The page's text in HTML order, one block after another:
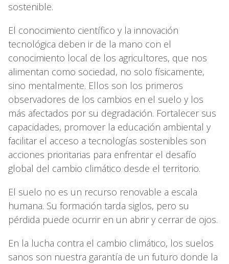
sostenible.
El conocimiento científico y la innovación
tecnológica deben ir de la mano con el
conocimiento local de los agricultores, que nos
alimentan como sociedad, no solo físicamente,
sino mentalmente. Ellos son los primeros
observadores de los cambios en el suelo y los
más afectados por su degradación. Fortalecer sus
capacidades, promover la educación ambiental y
facilitar el acceso a tecnologías sostenibles son
acciones prioritarias para enfrentar el desafío
global del cambio climático desde el territorio.
El suelo no es un recurso renovable a escala
humana. Su formación tarda siglos, pero su
pérdida puede ocurrir en un abrir y cerrar de ojos.
En la lucha contra el cambio climático, los suelos
sanos son nuestra garantía de un futuro donde la